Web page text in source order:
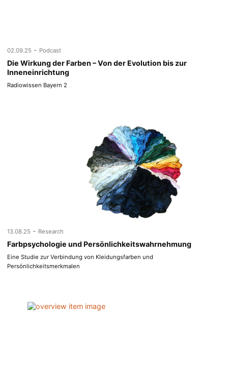
02.09.25 - Podcast
Die Wirkung der Farben – Von der Evolution bis zur
Inneneinrichtung
Radiowissen Bayern 2
13.08.25 - Research
Farbpsychologie und Persönlichkeitswahrnehmung
Eine Studie zur Verbindung von Kleidungsfarben und
Persönlichkeitsmerkmalen